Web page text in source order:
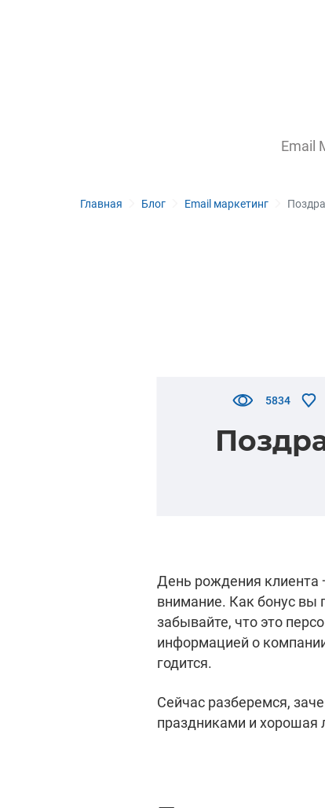
Email
Главная Блог Email маркетинг
5834
День рождения клиента
внимание. Как бонус
забывайте, что это
информацией о
годится.
Сейчас разберемся,
праздниками и хорошая